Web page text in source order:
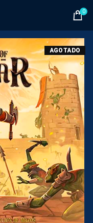
0
AGOTADO